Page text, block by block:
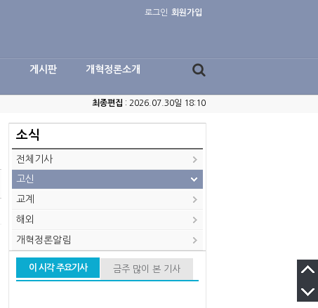
로그인 회원가입
게시판 개혁정론소개
최종편집 : 2026.07.30일 18:10
소식
전체기사
고신
교계
해외
개혁정론알림
이 시각 주요기사 금주 많이 본 기사